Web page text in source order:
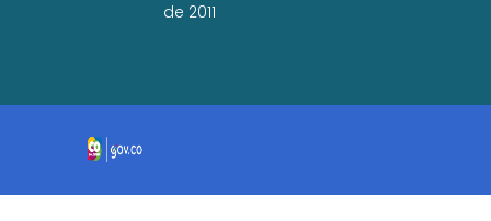
de 2011